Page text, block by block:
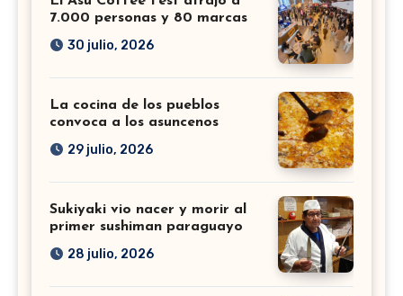
7.000 personas y 80 marcas
30 julio, 2026
La cocina de los pueblos
convoca a los asuncenos
29 julio, 2026
Sukiyaki vio nacer y morir al
primer sushiman paraguayo
28 julio, 2026